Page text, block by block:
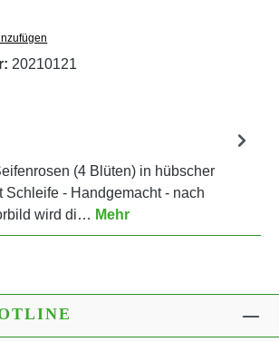
20210121
(4 Blüten) in hübscher
Schleife - Handgemacht - nach
wird di… Mehr